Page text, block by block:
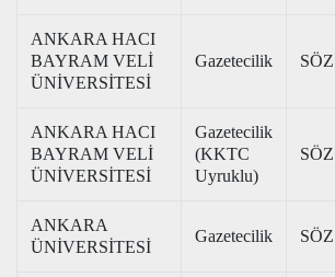
ANKARA HACI
BAYRAM VELİ
ÜNİVERSİTESİ
Gazetecilik SÖZ
ANKARA HACI
BAYRAM VELİ
ÜNİVERSİTESİ
Gazetecilik
(KKTC
Uyruklu)
SÖZ
ANKARA
ÜNİVERSİTESİ
Gazetecilik SÖZ